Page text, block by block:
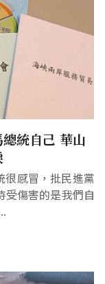
總統自己 華山
感冒，批民進黨
受傷害的是我們自